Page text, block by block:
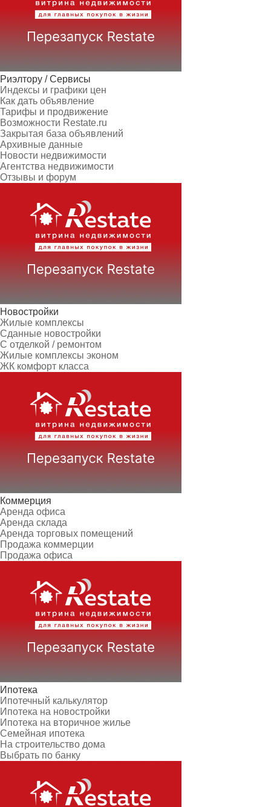
Риэлтору / Сервисы
Индексы и графики цен
Как дать объявление
Тарифы и продвижение
Возможности Restate.ru
Закрытая база объявлений
Архивные данные
Новости недвижимости
Агентства недвижимости
Отзывы и форум
Новостройки
Жилые комплексы
Сданные новостройки
С отделкой / ремонтом
Жилые комплексы эконом
ЖК комфорт класса
Коммерция
Аренда офиса
Аренда склада
Аренда торговых помещений
Продажа коммерции
Продажа офиса
Ипотека
Ипотечный калькулятор
Ипотека на новостройки
Ипотека на вторичное жилье
Семейная ипотека
На строительство дома
Выбрать по банку